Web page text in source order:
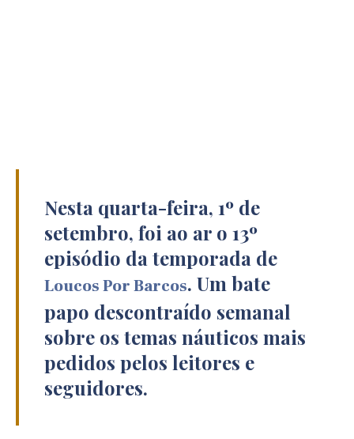
Nesta quarta-feira, 1º de
setembro, foi ao ar o 13º
episódio da temporada de
Loucos Por Barcos. Um bate
papo descontraído semanal
sobre os temas náuticos mais
pedidos pelos leitores e
seguidores.